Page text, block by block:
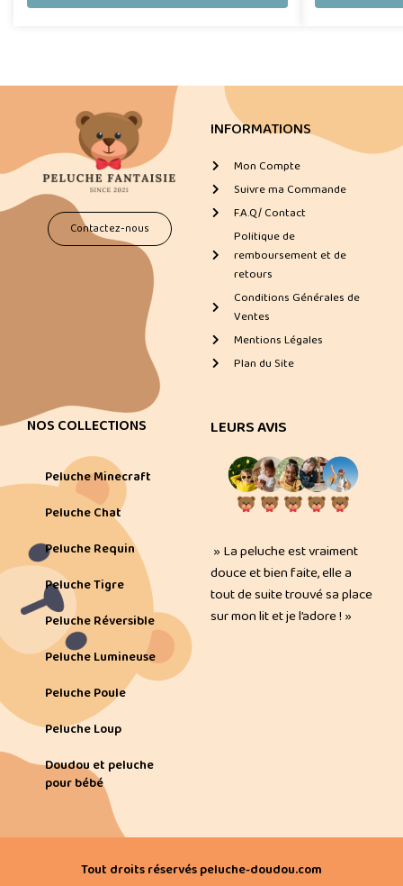
Contactez-nous
INFORMATIONS
Mon Compte
Suivre ma Commande
F.A.Q/ Contact
Politique de
remboursement et de
retours
Conditions Générales de
Ventes
Mentions Légales
Plan du Site
NOS COLLECTIONS
Peluche Minecraft
Peluche Chat
Peluche Requin
Peluche Tigre
Peluche Réversible
Peluche Lumineuse
Peluche Poule
Peluche Loup
Doudou et peluche
pour bébé
LEURS AVIS
» La peluche est vraiment
douce et bien faite, elle a
tout de suite trouvé sa place
sur mon lit et je l’adore ! »
Tout droits réservés peluche-doudou.com